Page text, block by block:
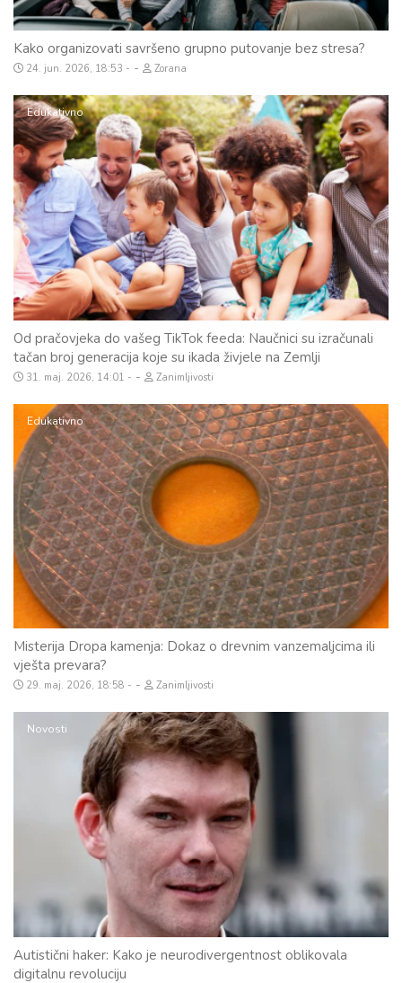
Kako organizovati savršeno grupno putovanje bez stresa?
24. jun. 2026, 18:53 - Zorana
Edukativno
Od pračovjeka do vašeg TikTok feeda: Naučnici su izračunali
tačan broj generacija koje su ikada živjele na Zemlji
31. maj. 2026, 14:01 - Zanimljivosti
Edukativno
Misterija Dropa kamenja: Dokaz o drevnim vanzemaljcima ili
vješta prevara?
29. maj. 2026, 18:58 - Zanimljivosti
Novosti
Autistični haker: Kako je neurodivergentnost oblikovala
digitalnu revoluciju